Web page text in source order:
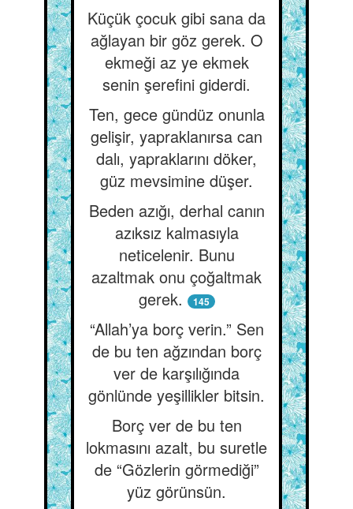
Küçük çocuk gibi sana da
ağlayan bir göz gerek. O
ekmeği az ye ekmek
senin şerefini giderdi.
Ten, gece gündüz onunla
gelişir, yapraklanırsa can
dalı, yapraklarını döker,
güz mevsimine düşer.
Beden azığı, derhal canın
azıksız kalmasıyla
neticelenir. Bunu
azaltmak onu çoğaltmak
gerek.
145
“Allah’ya borç verin.” Sen
de bu ten ağzından borç
ver de karşılığında
gönlünde yeşillikler bitsin.
Borç ver de bu ten
lokmasını azalt, bu suretle
de “Gözlerin görmediği”
yüz görünsün.